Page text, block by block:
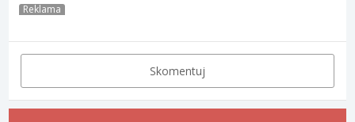
Reklama
Skomentuj